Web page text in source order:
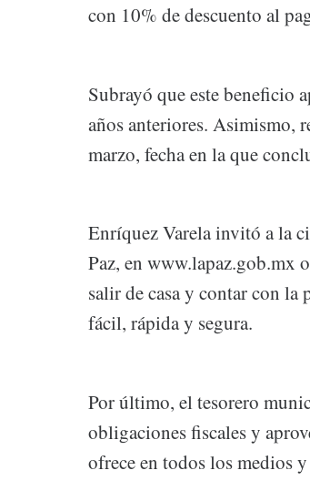
con 10% de descuento al
Subrayó que este beneficio
años anteriores. Asimismo,
marzo, fecha en la que
Enríquez Varela invitó a la
Paz, en www.lapaz.gob.mx
salir de casa y contar con
fácil, rápida y segura.
Por último, el tesorero
obligaciones fiscales y
ofrece en todos los medios